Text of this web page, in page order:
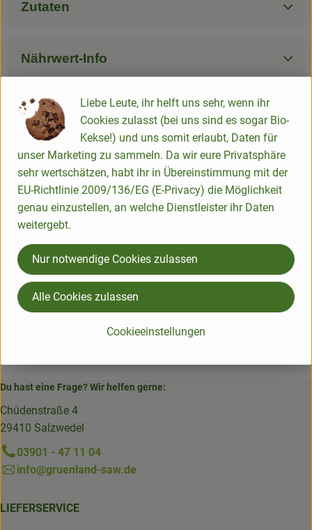
Zutaten
Nährwert-Info
Produktdatenblatt
Herkunft
Hersteller: Vallée Verte
Frankreich
Vallée Verte
Du hast eine Frage? Wir helfen gerne:
Chüdenstraße 4
29410 Salzwedel
03901 - 47 11 04
info@gruenland-saw.de
LIEFERSERVICE
Liebe Leute, ihr helft uns sehr, wenn ihr
Cookies zulasst (bei uns sind es sogar Bio-
Kekse!) und uns somit erlaubt, Daten für
unser Marketing zu sammeln. Da wir eure Privatsphäre
sehr wertschätzen, habt ihr in Übereinstimmung mit der
EU-Richtlinie 2009/136/EG (E-Privacy) die Möglichkeit
genau einzustellen, an welche Dienstleister ihr Daten
weitergebt.
Cookieeinstellungen
Nur notwendige Cookies zulassen
Alle Cookies zulassen